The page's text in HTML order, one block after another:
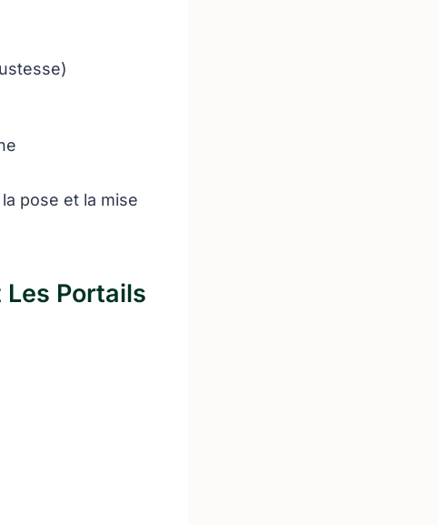
pose et la mise
Portails